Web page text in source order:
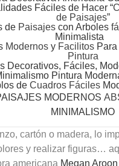
Fáciles de Hacer “
de Paisajes”
de Paisajes con Arboles
Minimalista
Modernos y Facilitos
Pintura
Decorativos, Fáciles,
Pintura
de Cuadros Fáciles
MODERNOS
MINIMALISMO
cartón o madera, lo
y realizar figuras…
americana Megan